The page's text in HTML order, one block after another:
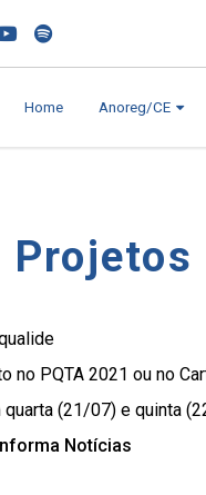
Home Anoreg/CE
no PQTA 2021 ou no
(21/07) e quinta
Notícias